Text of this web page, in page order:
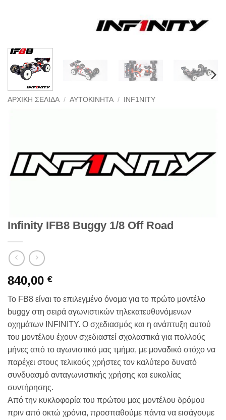
ΑΡΧΙΚΉ ΣΕΛΊΔΑ / ΑΥΤΟΚΊΝΗΤΑ / INF1NITY
Infinity IFB8 Buggy 1/8 Off Road
840,00 €
Το FB8 είναι το επιλεγμένο όνομα για το πρώτο μοντέλο
buggy στη σειρά αγωνιστικών τηλεκατευθυνόμενων
οχημάτων INFINITY. Ο σχεδιασμός και η ανάπτυξη αυτού
του μοντέλου έχουν σχεδιαστεί σχολαστικά για πολλούς
μήνες από το αγωνιστικό μας τμήμα, με μοναδικό στόχο να
παρέχει στους τελικούς χρήστες τον καλύτερο δυνατό
συνδυασμό ανταγωνιστικής χρήσης και ευκολίας
συντήρησης.
Από την κυκλοφορία του πρώτου μας μοντέλου δρόμου
πριν από οκτώ χρόνια, προσπαθούμε πάντα να εισάγουμε